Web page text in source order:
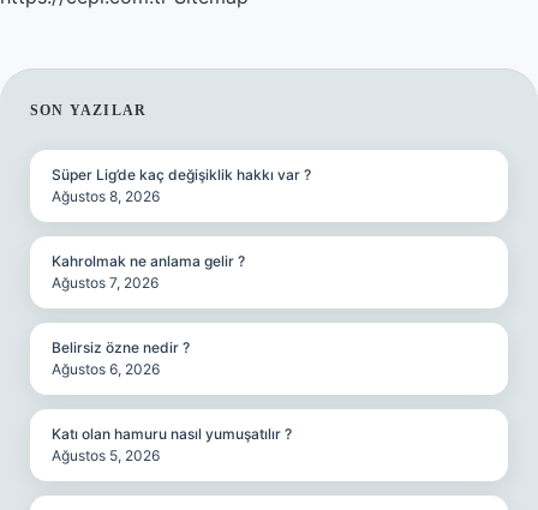
SIDEBAR
SON YAZILAR
Süper Lig’de kaç değişiklik hakkı var ?
Ağustos 8, 2026
Kahrolmak ne anlama gelir ?
Ağustos 7, 2026
Belirsiz özne nedir ?
Ağustos 6, 2026
Katı olan hamuru nasıl yumuşatılır ?
Ağustos 5, 2026